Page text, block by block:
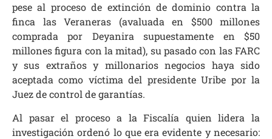
pese al proceso de extinción de dominio contra la
finca las Veraneras (avaluada en $500 millones
comprada por Deyanira supuestamente en $50
millones figura con la mitad), su pasado con las FARC
y sus extraños y millonarios negocios haya sido
aceptada como víctima del presidente Uribe por la
Juez de control de garantías.
Al pasar el proceso a la Fiscalía quien lidera la
investigación ordenó lo que era evidente y necesario: